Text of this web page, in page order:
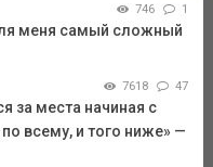
746 1
меня самый сложный
7618 47
за места начиная с
всему, и того ниже» —